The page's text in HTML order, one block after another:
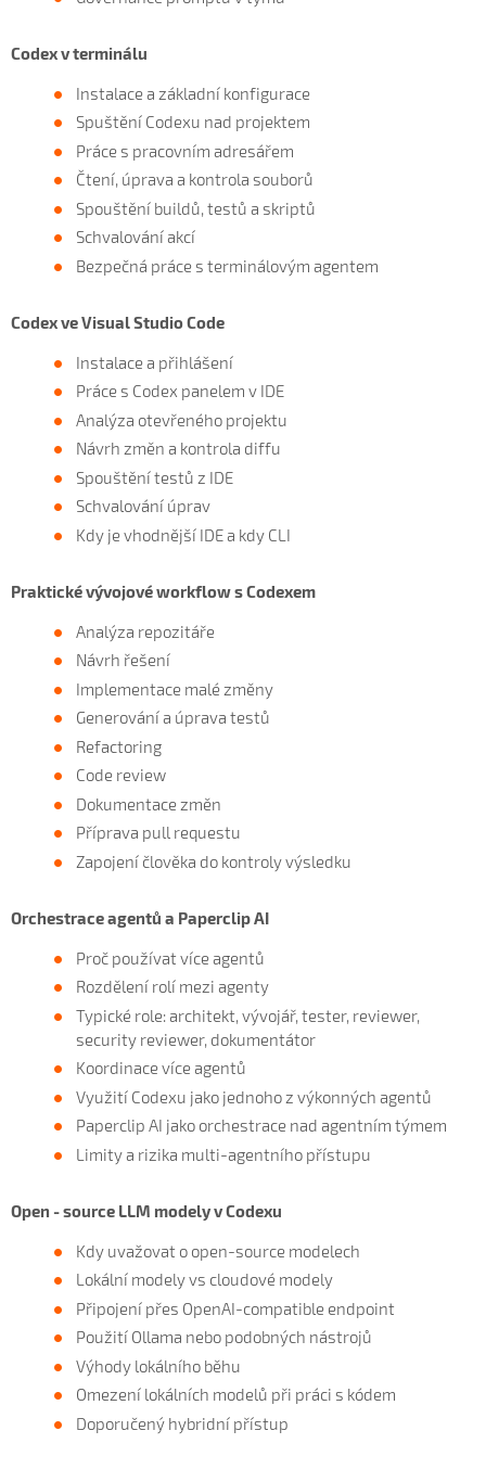
Codex v terminálu
Instalace a základní konfigurace
Spuštění Codexu nad projektem
Práce s pracovním adresářem
Čtení, úprava a kontrola souborů
Spouštění buildů, testů a skriptů
Schvalování akcí
Bezpečná práce s terminálovým agentem
Codex ve Visual Studio Code
Instalace a přihlášení
Práce s Codex panelem v IDE
Analýza otevřeného projektu
Návrh změn a kontrola diffu
Spouštění testů z IDE
Schvalování úprav
Kdy je vhodnější IDE a kdy CLI
Praktické vývojové workflow s Codexem
Analýza repozitáře
Návrh řešení
Implementace malé změny
Generování a úprava testů
Refactoring
Code review
Dokumentace změn
Příprava pull requestu
Zapojení člověka do kontroly výsledku
Orchestrace agentů a Paperclip AI
Proč používat více agentů
Rozdělení rolí mezi agenty
Typické role: architekt, vývojář, tester, reviewer,
security reviewer, dokumentátor
Koordinace více agentů
Využití Codexu jako jednoho z výkonných agentů
Paperclip AI jako orchestrace nad agentním týmem
Limity a rizika multi-agentního přístupu
Open - source LLM modely v Codexu
Kdy uvažovat o open-source modelech
Lokální modely vs cloudové modely
Připojení přes OpenAI-compatible endpoint
Použití Ollama nebo podobných nástrojů
Výhody lokálního běhu
Omezení lokálních modelů při práci s kódem
Doporučený hybridní přístup